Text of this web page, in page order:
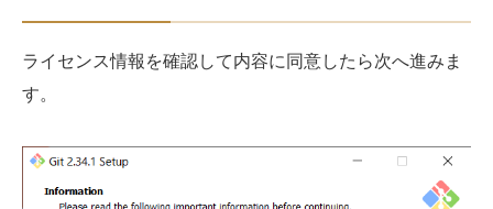
ライセンス情報を確認して内容に同意したら次へ進みま
す。